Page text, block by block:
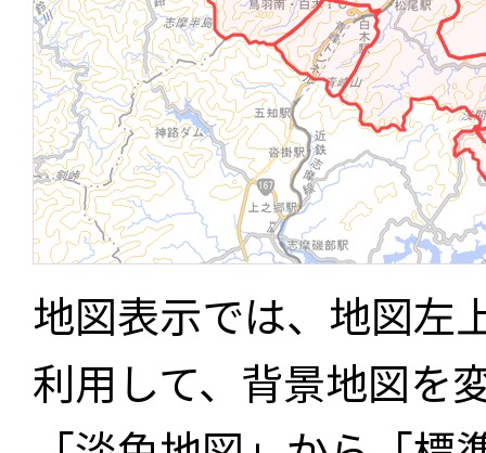
地図表示では、地図左
利用して、背景地図を